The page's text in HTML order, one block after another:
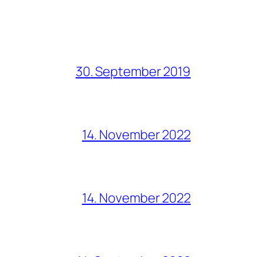
30. September 2019
14. November 2022
14. November 2022